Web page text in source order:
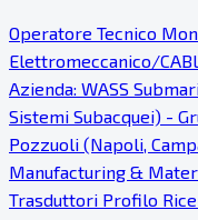
Operatore Tecnico
Elettromeccanico/
Azienda: WASS
Sistemi Subacquei) -
Pozzuoli (Napoli,
Manufacturing &
Trasduttori Profilo